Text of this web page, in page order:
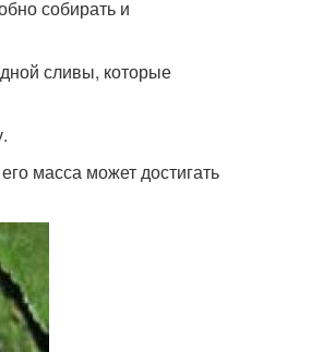
собирать и
сливы, которые
масса может достигать